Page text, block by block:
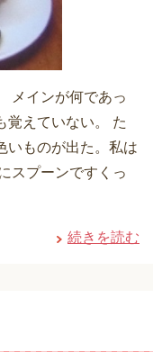
メインが何であっ
覚えていない。 た
いものが出た。私は
スプーンですくっ
続きを読む